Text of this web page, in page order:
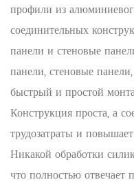
профили из
соединительных
панели и стеновые
панели, стеновые
быстрый и простой
Конструкция проста, а
трудозатраты и
Никакой обработки
что полностью отвечает